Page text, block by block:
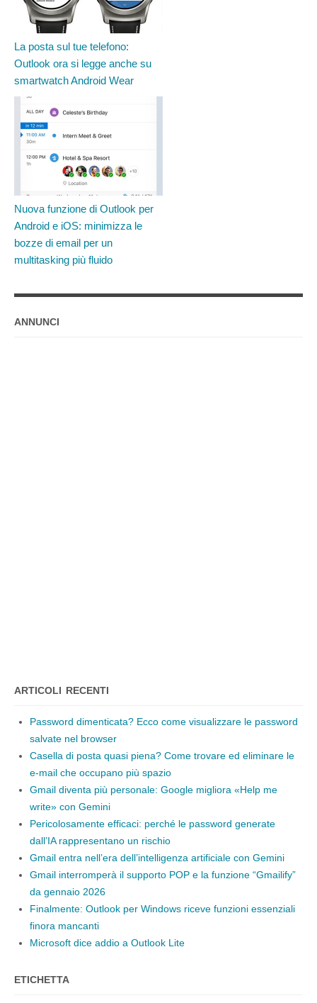
La posta sul tue telefono:
Outlook ora si legge anche su
smartwatch Android Wear
Nuova funzione di Outlook per
Android e iOS: minimizza le
bozze di email per un
multitasking più fluido
ANNUNCI
ARTICOLI RECENTI
Password dimenticata? Ecco come visualizzare le password
salvate nel browser
Casella di posta quasi piena? Come trovare ed eliminare le
e-mail che occupano più spazio
Gmail diventa più personale: Google migliora «Help me
write» con Gemini
Pericolosamente efficaci: perché le password generate
dall’IA rappresentano un rischio
Gmail entra nell’era dell’intelligenza artificiale con Gemini
Gmail interromperà il supporto POP e la funzione “Gmailify”
da gennaio 2026
Finalmente: Outlook per Windows riceve funzioni essenziali
finora mancanti
Microsoft dice addio a Outlook Lite
ETICHETTA